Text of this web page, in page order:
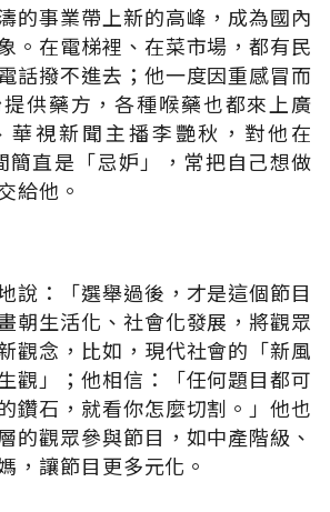
的事業帶上新的高峰，成為國內
。在電梯裡、在菜市場，都有民
話撥不進去；他一度因重感冒而
供藥方，各種喉藥也都來上廣
華視新聞主播李艷秋，對他在
簡直是「忌妒」，常把自己想做
給他。
說：「選舉過後，才是這個節目
朝生活化、社會化發展，將觀眾
觀念，比如，現代社會的「新風
觀」；他相信：「任何題目都可
鑽石，就看你怎麼切割。」他也
的觀眾參與節目，如中產階級、
，讓節目更多元化。